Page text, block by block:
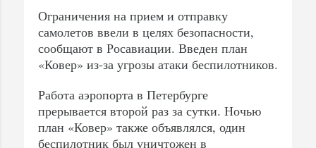
Ограничения на прием и отправку
самолетов ввели​ в целях безопасности,
сообщают в Росавиации. Введен план
«Ковер» из-за угрозы атаки беспилотников.​
Работа аэропорта в Петербурге
прерывается второй раз за сутки. Ночью
план «Ковер» также объявлялся, один
беспилотник был уничтожен в